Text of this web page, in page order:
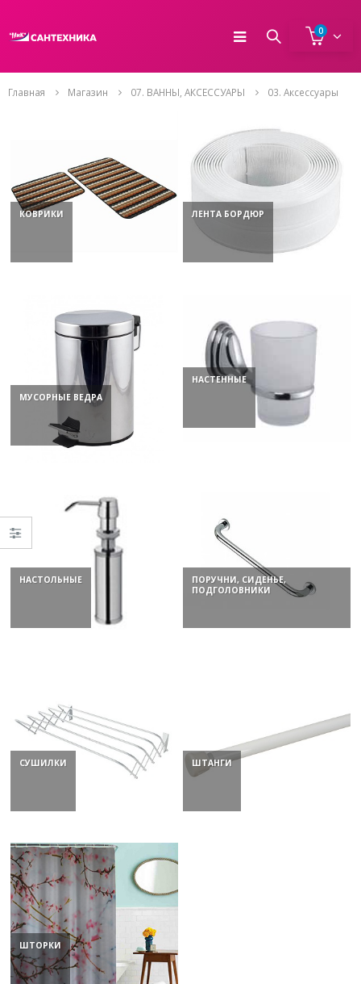
0
Главная Магазин 07. ВАННЫ, АКСЕССУАРЫ 03. Аксессуары
КОВРИКИ ЛЕНТА БОРДЮР
МУСОРНЫЕ ВЕДРА
НАСТЕННЫЕ
НАСТОЛЬНЫЕ
ПОРУЧНИ, СИДЕНЬЕ,
ПОДГОЛОВНИКИ
СУШИЛКИ ШТАНГИ
ШТОРКИ